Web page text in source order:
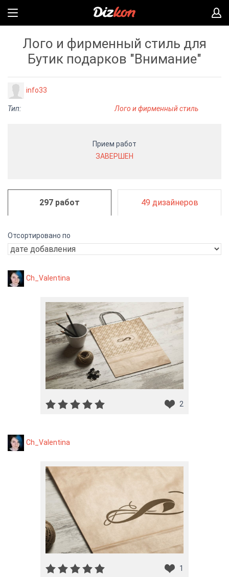
Лого и фирменный стиль для
Бутик подарков "Внимание"
info33
Тип: Лого и фирменный стиль
Прием работ
ЗАВЕРШЕН
297 работ 49 дизайнеров
Отсортировано по
Ch_Valentina
2
Ch_Valentina
1